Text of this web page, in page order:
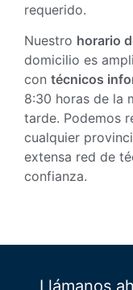
requerido.
Nuestro horario
domicilio es
con técnicos
8:30 horas de la
tarde. Podemos
cualquier
extensa red de
confianza.
Llámanos